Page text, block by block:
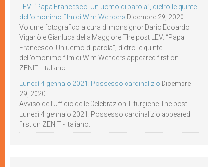
LEV: “Papa Francesco. Un uomo di parola”, dietro le quinte
dell’omonimo film di Wim Wenders Dicembre 29, 2020
Volume fotografico a cura di monsignor Dario Edoardo
Viganò e Gianluca della Maggiore The post LEV: “Papa
Francesco. Un uomo di parola”, dietro le quinte
dell’omonimo film di Wim Wenders appeared first on
ZENIT - Italiano.
Lunedì 4 gennaio 2021: Possesso cardinalizio Dicembre
29, 2020
Avviso dell’Ufficio delle Celebrazioni Liturgiche The post
Lunedì 4 gennaio 2021: Possesso cardinalizio appeared
first on ZENIT - Italiano.